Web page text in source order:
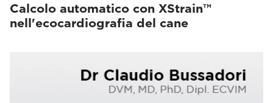
Calcolo automatico con XStrain™
nell'ecocardiografia del cane